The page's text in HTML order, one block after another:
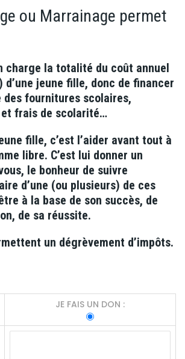
ou Marrainage permet
charge la totalité du coût annuel
d’une jeune fille, donc de financer
des fournitures scolaires,
frais de scolarité…
fille, c’est l’aider avant tout à
libre. C’est lui donner un
le bonheur de suivre
d’une (ou plusieurs) de ces
à la base de son succès, de
de sa réussite.
un dégrèvement d’impôts.
JE FAIS UN DON :